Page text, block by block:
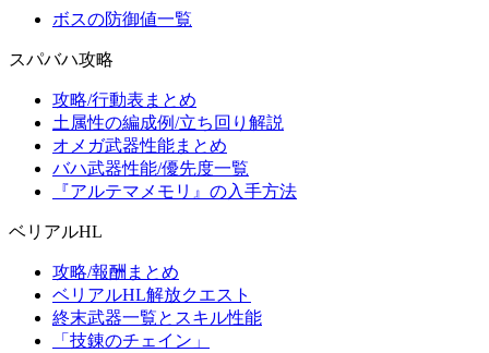
ボスの防御値一覧
スパバハ攻略
攻略/行動表まとめ
土属性の編成例/立ち回り解説
オメガ武器性能まとめ
バハ武器性能/優先度一覧
『アルテマメモリ』の入手方法
ベリアルHL
攻略/報酬まとめ
ベリアルHL解放クエスト
終末武器一覧とスキル性能
「技錬のチェイン」